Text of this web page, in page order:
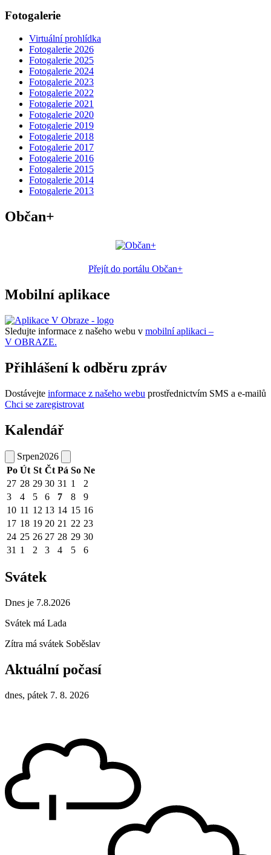
Fotogalerie
Virtuální prohlídka
Fotogalerie 2026
Fotogalerie 2025
Fotogalerie 2024
Fotogalerie 2023
Fotogalerie 2022
Fotogalerie 2021
Fotogalerie 2020
Fotogalerie 2019
Fotogalerie 2018
Fotogalerie 2017
Fotogalerie 2016
Fotogalerie 2015
Fotogalerie 2014
Fotogalerie 2013
Občan+
Přejít do portálu Občan+
Mobilní aplikace
Sledujte informace z našeho webu v mobilní aplikaci –
V OBRAZE.
Přihlášení k odběru zpráv
Dostávejte informace z našeho webu prostřednictvím SMS a e-mailů
Chci se zaregistrovat
Kalendář
Srpen2026
Po Út St Čt Pá So Ne
27 28 29 30 31 1
2
3
4 5 6 7 8
9
10 11 12 13 14 15 16
17 18 19 20 21 22 23
24 25 26 27 28 29 30
31 1 2 3 4 5 6
Svátek
Dnes je 7.8.2026
Svátek má Lada
Zítra má svátek Soběslav
Aktuální počasí
dnes, pátek 7. 8. 2026